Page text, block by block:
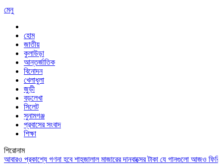
মেনু
হোম
জাতীয়
কুলাউড়া
আন্তর্জাতিক
বিনোদন
খেলাধুলা
জুড়ী
বড়লেখা
সিলেট
সুনামগঞ্জ
প্রবাসের সংবাদ
শিক্ষা
শিরোনাম
প্রকাশ্যে গণনা হবে শাহজালাল মাজারের দানবাক্সের টাকাযে গানগুলো আজও ফিরিয়ে নেয়